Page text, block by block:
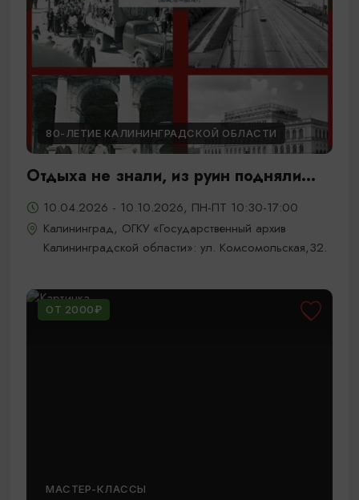
80-ЛЕТИЕ КАЛИНИНГРАДСКОЙ ОБЛАСТИ
Отдыха не знали, из руин подняли...
10.04.2026 - 10.10.2026, ПН-ПТ 10:30-17:00
Калининград, ОГКУ «Государственный архив
Калининградской области»: ул. Комсомольская,32.
ОТ 2000₽
МАСТЕР-КЛАССЫ